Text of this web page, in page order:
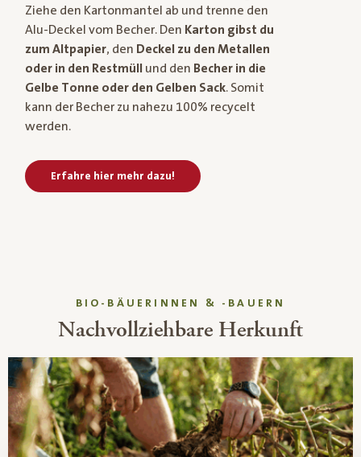
Ziehe den Kartonmantel ab und trenne den
Alu-Deckel vom Becher. Den Karton gibst du
zum Altpapier, den Deckel zu den Metallen
oder in den Restmüll und den Becher in die
Gelbe Tonne oder den Gelben Sack. Somit
kann der Becher zu nahezu 100% recycelt
werden.
Erfahre hier mehr dazu!
BIO-BÄUERINNEN & -BAUERN
Nachvollziehbare Herkunft